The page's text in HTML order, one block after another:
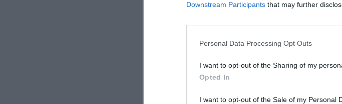
Downstream Participants that may further
Personal Data Processing Opt Outs
I want to opt-out of the Sharing of my
Opted In
I want to opt-out of the Sale of my Personal